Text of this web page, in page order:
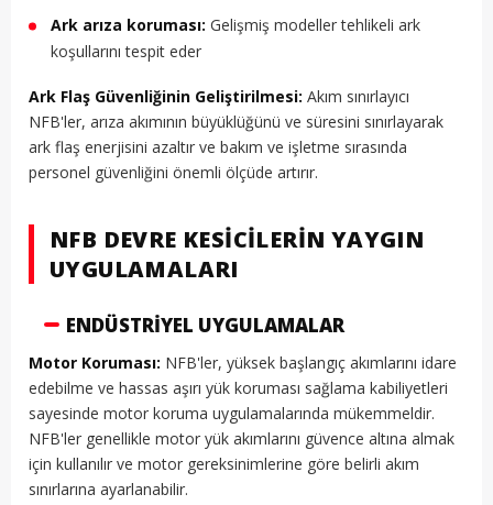
Ark arıza koruması: Gelişmiş modeller tehlikeli ark
koşullarını tespit eder
Ark Flaş Güvenliğinin Geliştirilmesi: Akım sınırlayıcı
NFB'ler, arıza akımının büyüklüğünü ve süresini sınırlayarak
ark flaş enerjisini azaltır ve bakım ve işletme sırasında
personel güvenliğini önemli ölçüde artırır.
NFB DEVRE KESICILERIN YAYGIN
UYGULAMALARI
ENDÜSTRIYEL UYGULAMALAR
Motor Koruması: NFB'ler, yüksek başlangıç akımlarını idare
edebilme ve hassas aşırı yük koruması sağlama kabiliyetleri
sayesinde motor koruma uygulamalarında mükemmeldir.
NFB'ler genellikle motor yük akımlarını güvence altına almak
için kullanılır ve motor gereksinimlerine göre belirli akım
sınırlarına ayarlanabilir.